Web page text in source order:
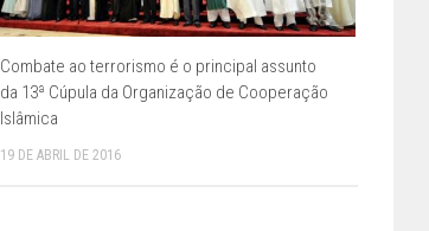
Combate ao terrorismo é o principal assunto
da 13ª Cúpula da Organização de Cooperação
Islâmica
19 DE ABRIL DE 2016